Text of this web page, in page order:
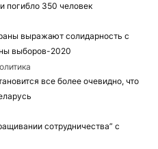
погибло 350 человек
выражают солидарность с
выборов-2020
все более очевидно, что
сотрудничества” с